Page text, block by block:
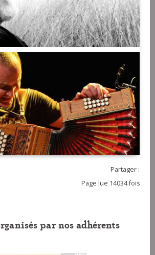
Partager :
Page lue 14034 fois
par nos adhérents